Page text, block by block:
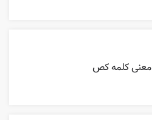
معنی کلمه کص